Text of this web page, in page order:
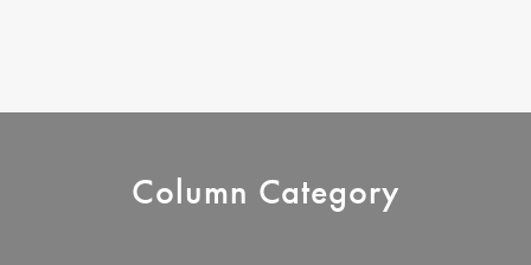
Column Category